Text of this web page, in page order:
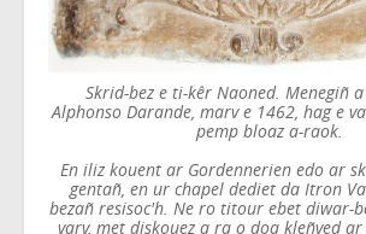
Skrid-bez e ti-kêr Naoned. Menegiñ
Alphonso Darande, marv e 1462, hag e
pemp bloaz a-raok.
En iliz kouent ar Gordennerien edo ar
gentañ, en ur chapel dediet da Itron
bezañ resisoc'h. Ne ro titour ebet diwar-
varv, met diskouez a ra o doa kleñved